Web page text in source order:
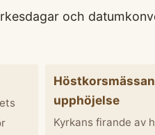
och
upphöjelse
Kyrkans firande av